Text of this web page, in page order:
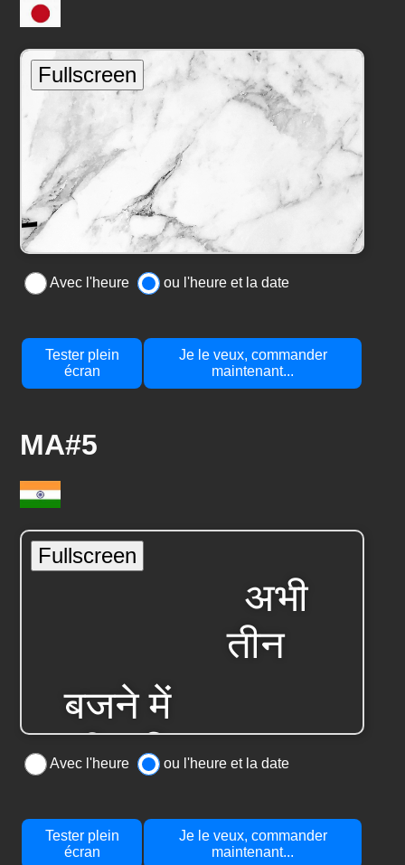
Avec l'heure ou l'heure et la date
Tester plein
écran
Je le veux, commander
maintenant...
MA#5
Avec l'heure ou l'heure et la date
Tester plein
écran
Je le veux, commander
maintenant...